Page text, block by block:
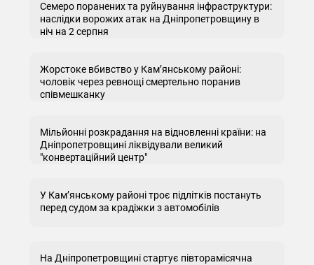
Семеро поранених та руйнування інфраструктури:
наслідки ворожих атак на Дніпропетровщину в
ніч на 2 серпня
Жорстоке вбивство у Кам’янському районі:
чоловік через ревнощі смертельно поранив
співмешканку
Мільйонні розкрадання на відновленні країни: на
Дніпропетровщині ліквідували великий
"конвертаційний центр"
У Кам’янському районі троє підлітків постануть
перед судом за крадіжки з автомобілів
На Дніпропетровщині стартує півторамісячна